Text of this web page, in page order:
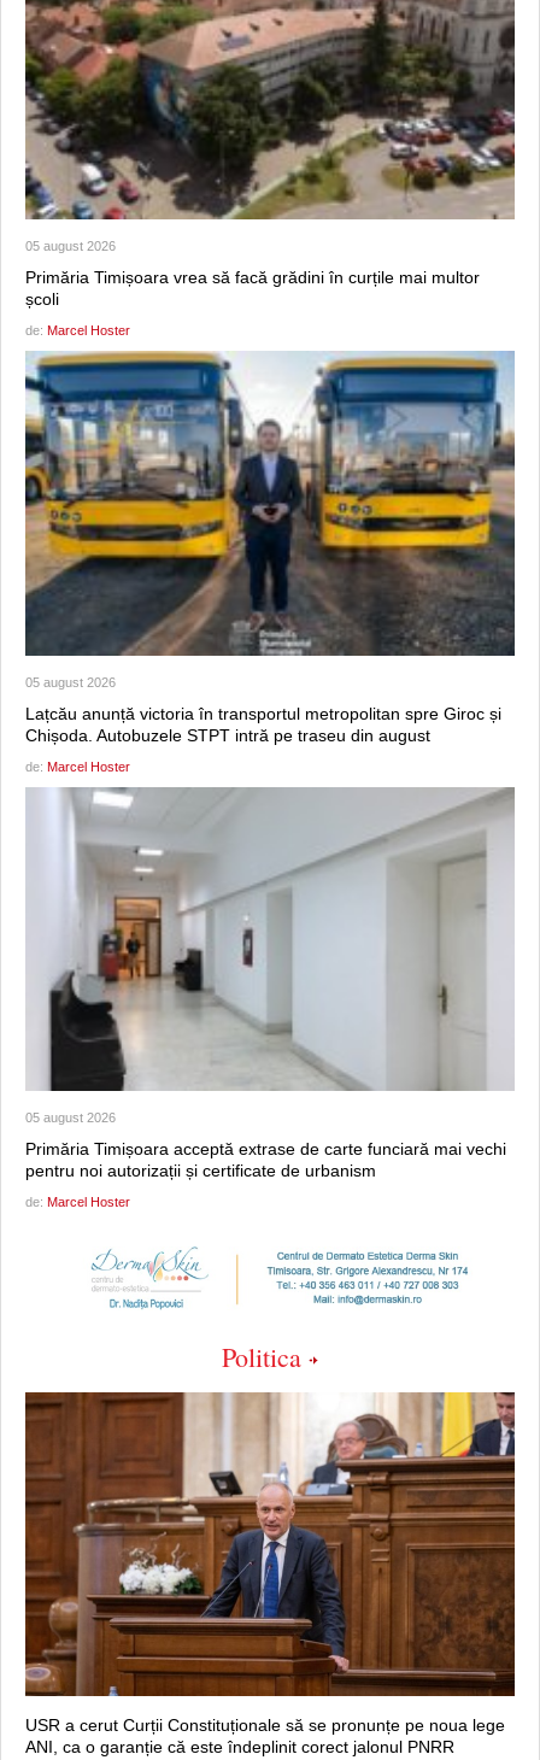
05 august 2026
Primăria Timișoara vrea să facă grădini în curțile mai multor
școli
de: Marcel Hoster
05 august 2026
Lațcău anunță victoria în transportul metropolitan spre Giroc și
Chișoda. Autobuzele STPT intră pe traseu din august
de: Marcel Hoster
05 august 2026
Primăria Timișoara acceptă extrase de carte funciară mai vechi
pentru noi autorizații și certificate de urbanism
de: Marcel Hoster
Politica
USR a cerut Curții Constituționale să se pronunțe pe noua lege
ANI, ca o garanție că este îndeplinit corect jalonul PNRR